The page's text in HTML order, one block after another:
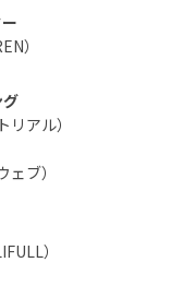
）
アル）
ブ）
）